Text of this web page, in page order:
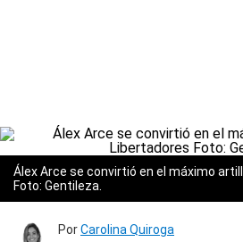
Álex Arce se convirtió en el máximo
Foto: Gentileza.
PorCarolina Quiroga